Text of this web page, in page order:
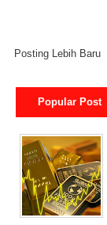
Posting Lebih Baru
Popular Post